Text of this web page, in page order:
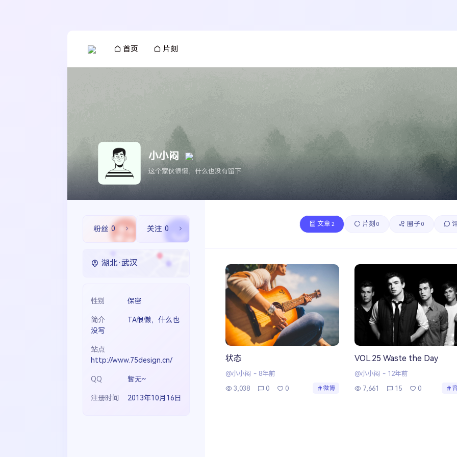
首页 片刻
微博 杂志
小小闷
这个家伙很懒，什么也没有留下
粉丝 0 关注 0
湖北·武汉
性别 保密
简介
TA很懒，什么也
没写
站点
http://www.75design.cn/
QQ 暂无~
注册时间 2013年10月16日
文章 2 片刻 0 圈子0
状态
@小小闷 - 8年前
3,038
0 0 微博
VOL.25 Waste the Day
@小小闷 - 12年前
7,661
15 0